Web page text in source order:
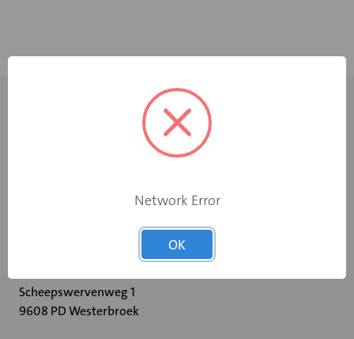
Scheepswervenweg 1
9608 PD Westerbroek
Network Error
OK